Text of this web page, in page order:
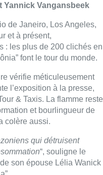
qui détruisent
son épouse Lélia Wanick
il en reste 82 %. Les
pris. “J’espère que, dans
Bruxelles, l’exposition
il, en invitant “tous les
” nourrir cette “conscience